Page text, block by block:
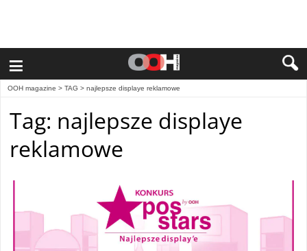
≡
OOH magazine > TAG > najlepsze displaye reklamowe
Tag: najlepsze displaye
reklamowe